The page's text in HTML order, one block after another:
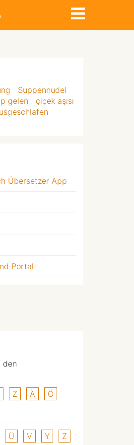
Suppennudel
gelen
çiçek aşısı
Übersetzer App
Portal
den
Z Ä
Ö
Ü V Y Z